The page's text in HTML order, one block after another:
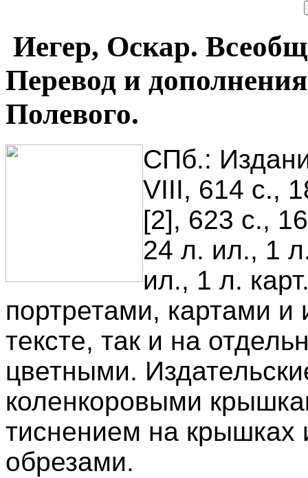
Иегер, Оскар.
Перевод и
Полевого.
СПб.:
VIII, 614 с.,
[2], 623 с.,
24 л. ил., 1
ил., 1 л.
портретами, картами
тексте, так и на
цветными.
коленкоровыми
тиснением на
обрезами.